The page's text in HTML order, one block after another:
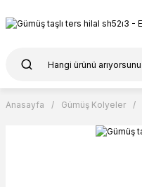
Anasayfa Gümüş Kolyeler